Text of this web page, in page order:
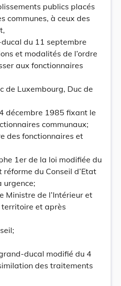
publics placés
communes, à ceux des
du 11 septembre
et modalités de l’ordre
aux fonctionnaires
de Luxembourg, Duc de
décembre 1985 fixant le
communaux;
des fonctionnaires et
1er de la loi modifiée du
du Conseil d’Etat
urgence;
Ministre de l’Intérieur et
territoire et après
ducal modifié du 4
des traitements